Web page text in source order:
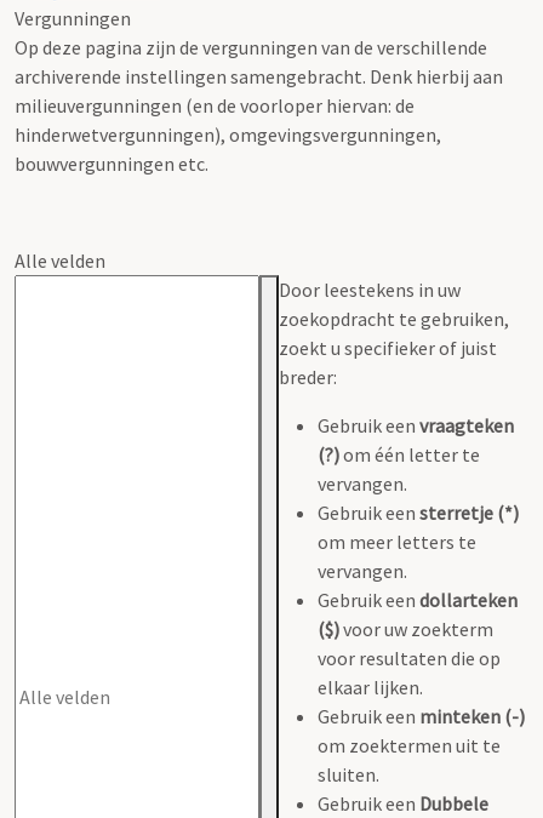
Vergunningen
Op deze pagina zijn de vergunningen van de verschillende
archiverende instellingen samengebracht. Denk hierbij aan
milieuvergunningen (en de voorloper hiervan: de
hinderwetvergunningen), omgevingsvergunningen,
bouwvergunningen etc.
Alle velden
Door leestekens in uw
zoekopdracht te gebruiken,
zoekt u specifieker of juist
breder:
Gebruik een vraagteken
(?)om één letter te
vervangen.
Gebruik een sterretje (*)
om meer letters te
vervangen.
Gebruik een dollarteken
($)voor uw zoekterm
voor resultaten die op
elkaar lijken.
Gebruik een minteken (-)
om zoektermen uit te
sluiten.
Gebruik een Dubbele